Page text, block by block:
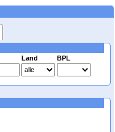
Land BPL